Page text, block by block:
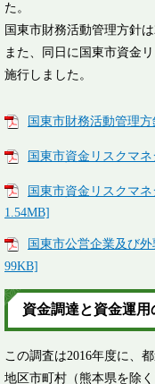
た。
国東市財務活動管理方針
また、同日に国東市資金
施行しました。
国東市財務活動管理
国東市資金リスクマ
国東市資金リスクマ
1.54MB]
国東市公営企業及び
99KB]
資金調達と資金運
この調査は2016年度に、
地区市町村（熊本県を除